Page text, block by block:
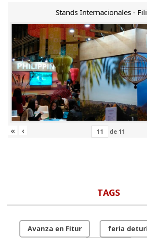
Stands Internacionales -
« ‹ de 11
TAGS
Avanza en Fitur
feria